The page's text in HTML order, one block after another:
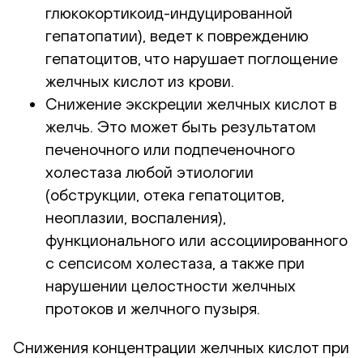
глюкокортикоид-индуцированной
гепатопатии), ведет к повреждению
гепатоцитов, что нарушает поглощение
желчных кислот из крови.
Снижение экскреции желчных кислот в
желчь. Это может быть результатом
печеночного или подпеченочного
холестаза любой этиологии
(обструкции, отека гепатоцитов,
неоплазии, воспаления),
функционального или ассоциированного
с сепсисом холестаза, а также при
нарушении целостности желчных
протоков и желчного пузыря.
Снижения концентрации желчных кислот при